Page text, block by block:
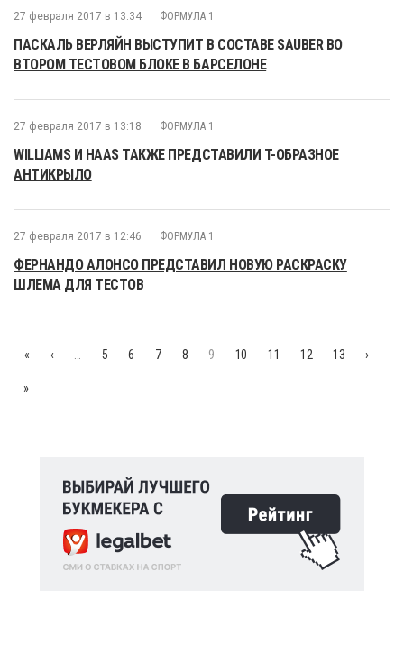
27 февраля 2017 в 13:34 ФОРМУЛА 1
ПАСКАЛЬ ВЕРЛЯЙН ВЫСТУПИТ В СОСТАВЕ SAUBER ВО
ВТОРОМ ТЕСТОВОМ БЛОКЕ В БАРСЕЛОНЕ
27 февраля 2017 в 13:18 ФОРМУЛА 1
WILLIAMS И HAAS ТАКЖЕ ПРЕДСТАВИЛИ T-ОБРАЗНОЕ
АНТИКРЫЛО
27 февраля 2017 в 12:46 ФОРМУЛА 1
ФЕРНАНДО АЛОНСО ПРЕДСТАВИЛ НОВУЮ РАСКРАСКУ
ШЛЕМА ДЛЯ ТЕСТОВ
« ‹ 5 6 7 8 9 10 11 12 13 ›
»